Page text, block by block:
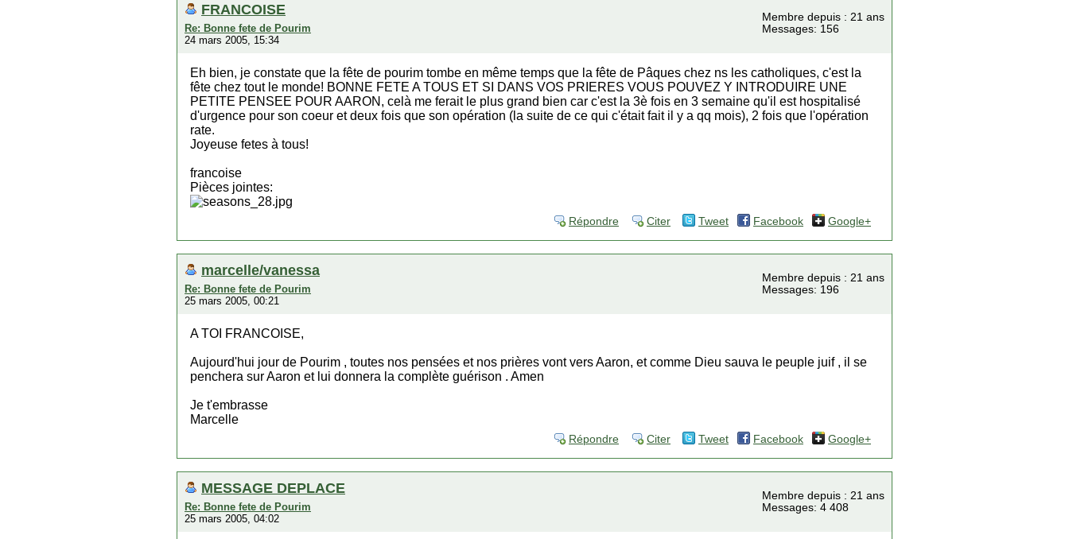
FRANCOISE
Re: Bonne fete de Pourim
24 mars 2005, 15:34
Membre depuis : 21 ans
Messages: 156
Eh bien, je constate que la fête de pourim tombe en même temps que la fête de Pâques chez ns les catholiques, c'est la
fête chez tout le monde! BONNE FETE A TOUS ET SI DANS VOS PRIERES VOUS POUVEZ Y INTRODUIRE UNE
PETITE PENSEE POUR AARON, celà me ferait le plus grand bien car c'est la 3è fois en 3 semaine qu'il est hospitalisé
d'urgence pour son coeur et deux fois que son opération (la suite de ce qui c'était fait il y a qq mois), 2 fois que l'opération
rate.
Joyeuse fetes à tous!
francoise
Pièces jointes:
Répondre Citer Tweet Facebook Google+
marcelle/vanessa
Re: Bonne fete de Pourim
25 mars 2005, 00:21
Membre depuis : 21 ans
Messages: 196
A TOI FRANCOISE,
Aujourd'hui jour de Pourim , toutes nos pensées et nos prières vont vers Aaron, et comme Dieu sauva le peuple juif , il se
penchera sur Aaron et lui donnera la complète guérison . Amen
Je t'embrasse
Marcelle
Répondre Citer Tweet Facebook Google+
MESSAGE DEPLACE
Re: Bonne fete de Pourim
25 mars 2005, 04:02
Membre depuis : 21 ans
Messages: 4 408